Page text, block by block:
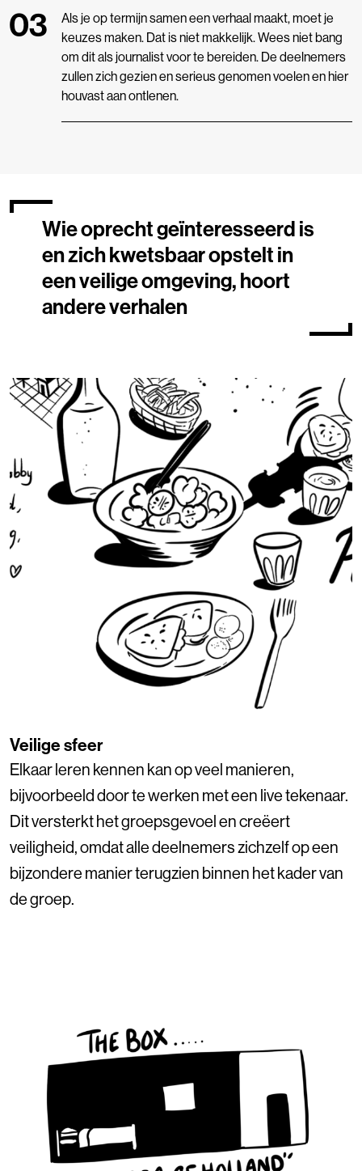
Als je op termijn samen een verhaal maakt, moet je
keuzes maken. Dat is niet makkelijk.Wees niet bang
om dit als journalist voor te bereiden. De deelnemers
zullen zich gezien en serieus genomen voelen en hier
houvast aan ontlenen.
Wie oprecht geïnteresseerd is
en zich kwetsbaar opstelt in
een veilige omgeving, hoort
andere verhalen
Veilige sfeer
Elkaar leren kennen kan op veel manieren,
bijvoorbeeld door te werken met een live tekenaar.
Dit versterkt het groepsgevoel en creëert
veiligheid, omdat alle deelnemers zichzelf op een
bijzondere manier terugzien binnen het kader van
de groep.